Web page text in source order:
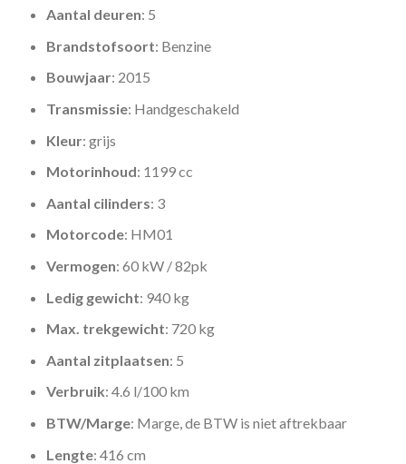
Aantal deuren: 5
Brandstofsoort: Benzine
Bouwjaar: 2015
Transmissie: Handgeschakeld
Kleur: grijs
Motorinhoud: 1199 cc
Aantal cilinders: 3
Motorcode: HM01
Vermogen: 60 kW / 82pk
Ledig gewicht: 940 kg
Max. trekgewicht: 720 kg
Aantal zitplaatsen: 5
Verbruik: 4.6 l/100 km
BTW/Marge: Marge, de BTW is niet aftrekbaar
Lengte: 416 cm